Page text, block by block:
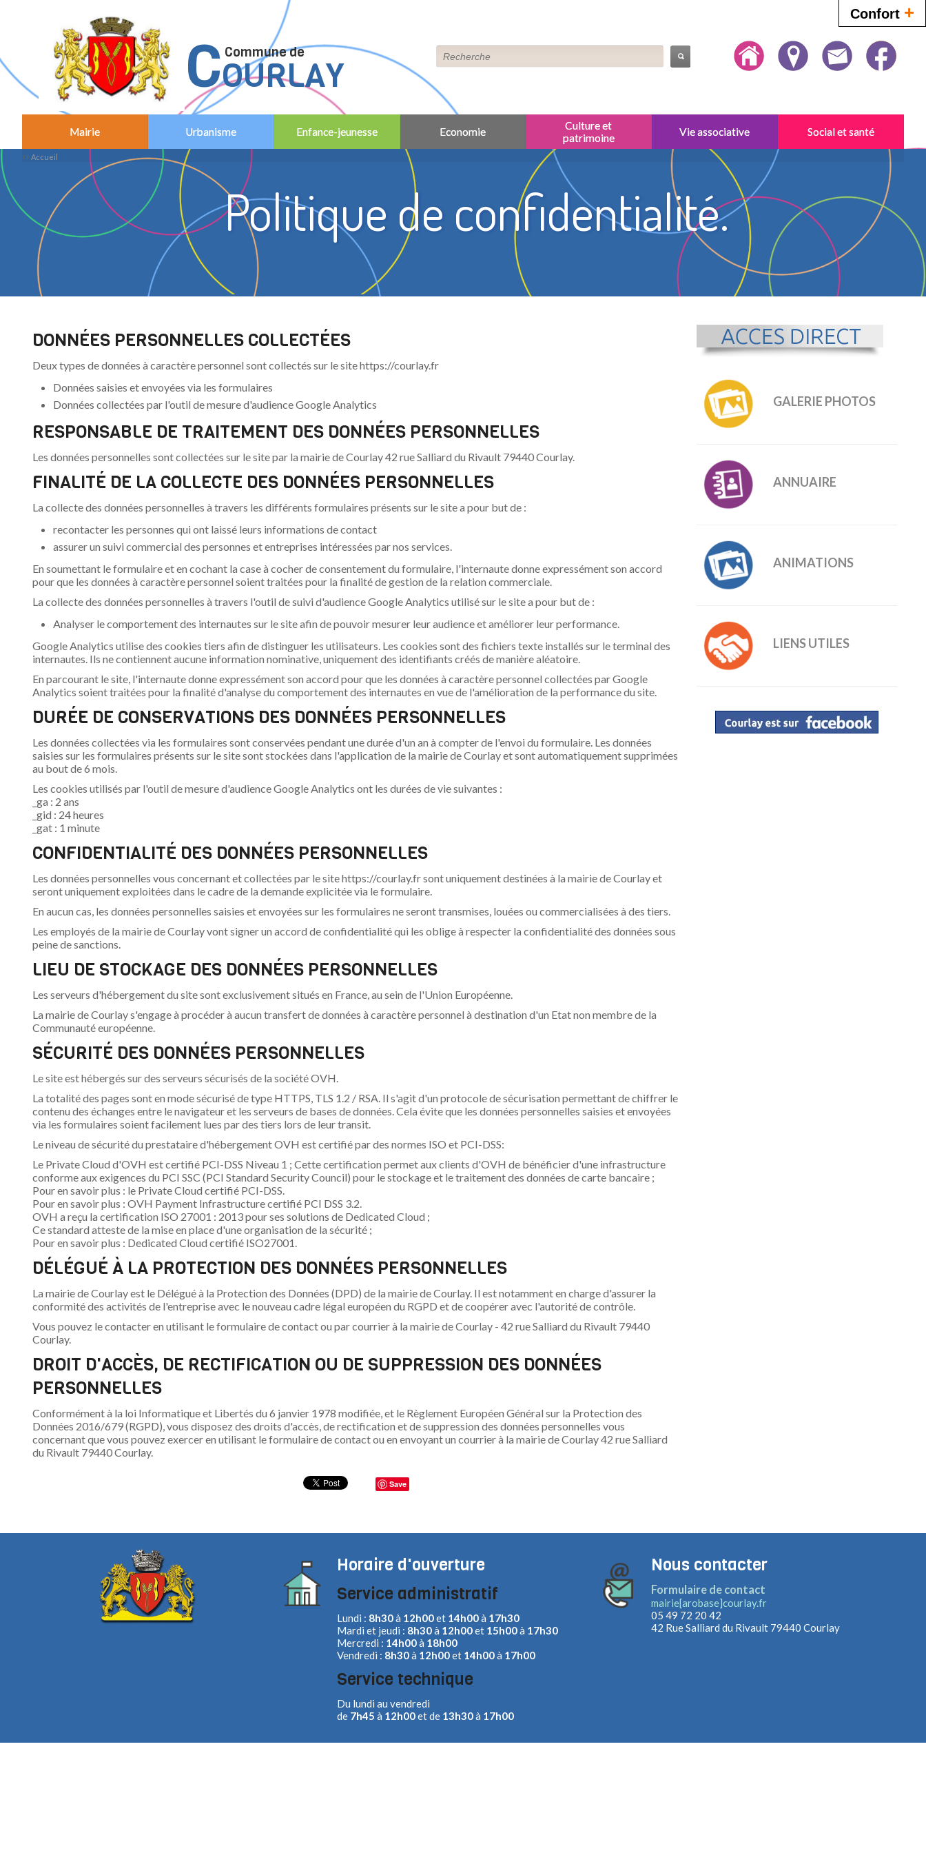
Confort +
Mairie Urbanisme Enfance-jeunesse Economie
Culture et
patrimoine
Vie associative Social et santé
›› Accueil
Politique de confidentialité.
Commune de
COURLAY
DONNÉES PERSONNELLES COLLECTÉES
Deux types de données à caractère personnel sont collectés sur le site https://courlay.fr
Données saisies et envoyées via les formulaires
Données collectées par l'outil de mesure d'audience Google Analytics
RESPONSABLE DE TRAITEMENT DES DONNÉES PERSONNELLES
Les données personnelles sont collectées sur le site par la mairie de Courlay 42 rue Salliard du Rivault 79440 Courlay.
FINALITÉ DE LA COLLECTE DES DONNÉES PERSONNELLES
La collecte des données personnelles à travers les différents formulaires présents sur le site a pour but de :
recontacter les personnes qui ont laissé leurs informations de contact
assurer un suivi commercial des personnes et entreprises intéressées par nos services.
En soumettant le formulaire et en cochant la case à cocher de consentement du formulaire, l'internaute donne expressément son accord
pour que les données à caractère personnel soient traitées pour la finalité de gestion de la relation commerciale.
La collecte des données personnelles à travers l'outil de suivi d'audience Google Analytics utilisé sur le site a pour but de :
Analyser le comportement des internautes sur le site afin de pouvoir mesurer leur audience et améliorer leur performance.
Google Analytics utilise des cookies tiers afin de distinguer les utilisateurs. Les cookies sont des fichiers texte installés sur le terminal des
internautes. Ils ne contiennent aucune information nominative, uniquement des identifiants créés de manière aléatoire.
En parcourant le site, l'internaute donne expressément son accord pour que les données à caractère personnel collectées par Google
Analytics soient traitées pour la finalité d'analyse du comportement des internautes en vue de l'amélioration de la performance du site.
DURÉE DE CONSERVATIONS DES DONNÉES PERSONNELLES
Les données collectées via les formulaires sont conservées pendant une durée d'un an à compter de l'envoi du formulaire. Les données
saisies sur les formulaires présents sur le site sont stockées dans l'application de la mairie de Courlay et sont automatiquement supprimées
au bout de 6 mois.
Les cookies utilisés par l'outil de mesure d'audience Google Analytics ont les durées de vie suivantes :
_ga : 2 ans
_gid : 24 heures
_gat : 1 minute
CONFIDENTIALITÉ DES DONNÉES PERSONNELLES
Les données personnelles vous concernant et collectées par le site https://courlay.fr sont uniquement destinées à la mairie de Courlay et
seront uniquement exploitées dans le cadre de la demande explicitée via le formulaire.
En aucun cas, les données personnelles saisies et envoyées sur les formulaires ne seront transmises, louées ou commercialisées à des tiers.
Les employés de la mairie de Courlay vont signer un accord de confidentialité qui les oblige à respecter la confidentialité des données sous
peine de sanctions.
LIEU DE STOCKAGE DES DONNÉES PERSONNELLES
Les serveurs d'hébergement du site sont exclusivement situés en France, au sein de l'Union Européenne.
La mairie de Courlay s'engage à procéder à aucun transfert de données à caractère personnel à destination d'un Etat non membre de la
Communauté européenne.
SÉCURITÉ DES DONNÉES PERSONNELLES
Le site est hébergés sur des serveurs sécurisés de la société OVH.
La totalité des pages sont en mode sécurisé de type HTTPS, TLS 1.2 / RSA. Il s'agit d'un protocole de sécurisation permettant de chiffrer le
contenu des échanges entre le navigateur et les serveurs de bases de données. Cela évite que les données personnelles saisies et envoyées
via les formulaires soient facilement lues par des tiers lors de leur transit.
Le niveau de sécurité du prestataire d'hébergement OVH est certifié par des normes ISO et PCI-DSS:
Le Private Cloud d'OVH est certifié PCI-DSS Niveau 1 ; Cette certification permet aux clients d'OVH de bénéficier d'une infrastructure
conforme aux exigences du PCI SSC (PCI Standard Security Council) pour le stockage et le traitement des données de carte bancaire ;
Pour en savoir plus : le Private Cloud certifié PCI-DSS.
Pour en savoir plus : OVH Payment Infrastructure certifié PCI DSS 3.2.
OVH a reçu la certification ISO 27001 : 2013 pour ses solutions de Dedicated Cloud ;
Ce standard atteste de la mise en place d'une organisation de la sécurité ;
Pour en savoir plus : Dedicated Cloud certifié ISO27001.
DÉLÉGUÉ À LA PROTECTION DES DONNÉES PERSONNELLES
La mairie de Courlay est le Délégué à la Protection des Données (DPD) de la mairie de Courlay. Il est notamment en charge d'assurer la
conformité des activités de l'entreprise avec le nouveau cadre légal européen du RGPD et de coopérer avec l'autorité de contrôle.
Vous pouvez le contacter en utilisant le formulaire de contact ou par courrier à la mairie de Courlay - 42 rue Salliard du Rivault 79440
Courlay.
DROIT D'ACCÈS, DE RECTIFICATION OU DE SUPPRESSION DES DONNÉES
PERSONNELLES
Conformément à la loi Informatique et Libertés du 6 janvier 1978 modifiée, et le Règlement Européen Général sur la Protection des
Données 2016/679 (RGPD), vous disposez des droits d'accès, de rectification et de suppression des données personnelles vous
concernant que vous pouvez exercer en utilisant le formulaire de contact ou en envoyant un courrier à la mairie de Courlay 42 rue Salliard
du Rivault 79440 Courlay.
Save
GALERIE PHOTOS
ANNUAIRE
ANIMATIONS
LIENS UTILES
Horaire d'ouverture
Service administratif
Lundi : 8h30à 12h00et 14h00à 17h30
Mardi et jeudi : 8h30à 12h00et 15h00à 17h30
Mercredi : 14h00à 18h00
Vendredi : 8h30à 12h00et 14h00à 17h00
Service technique
Du lundi au vendredi
de 7h45 à 12h00et de 13h30à 17h00
Nous contacter
Formulaire de contact
mairie[arobase]courlay.fr
05 49 72 20 42
42 Rue Salliard du Rivault 79440 Courlay